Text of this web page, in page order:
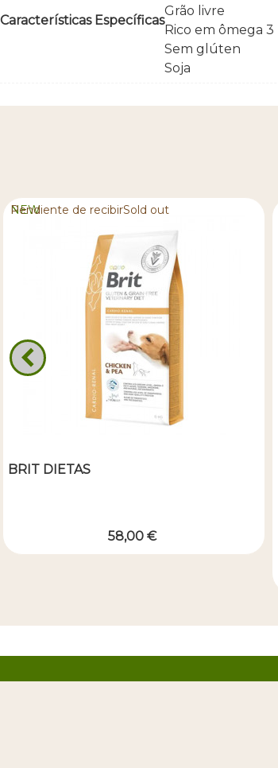
Características Específicas
Grão livre
Rico em ômega 3
Sem glúten
Soja
NEW
Pendiente de recibirSold out
BRIT DIETAS
58,00 €